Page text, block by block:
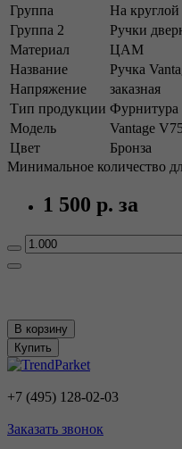
Группа
На круглой
Группа 2
Ручки
Материал
ЦАМ
Название
Ручка
Напряжение
заказная
Тип продукции Фурнитура
Модель
Vantage
Цвет
Бронза
Минимальное количество
1 500 р. за
В корзину
Купить
+7 (495) 128-02-03
Заказать звонок